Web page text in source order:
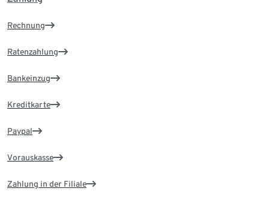
Rechnung
Ratenzahlung
Bankeinzug
Kreditkarte
Paypal
Vorauskasse
Zahlung in der Filiale